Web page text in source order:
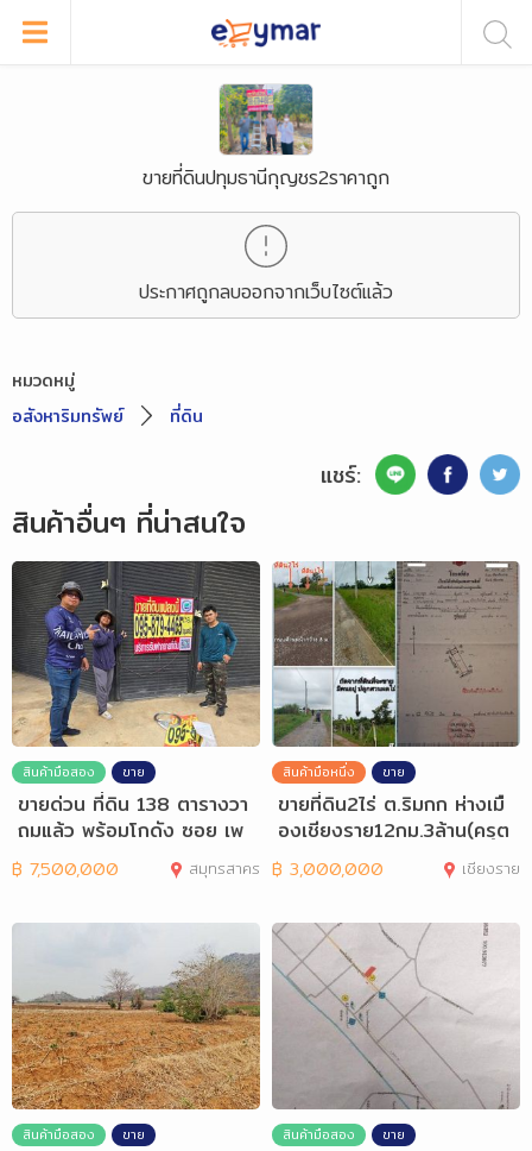
ขายที่ดินปทุมธานีกุญชร2ราคาถูก
ประกาศถูกลบออกจากเว็บไซต์แล้ว
หมวดหมู่
อสังหาริมทรัพย์
ที่ดิน
แชร์:
สินค้าอื่นๆ ที่น่าสนใจ
สินค้ามือสอง ขาย
ขายด่วน ที่ดิน 138 ตารางวา
ถมแล้ว พร้อมโกดัง ซอย เพ
ชรเกษม 12
฿ 7,500,000 สมุทรสาคร
สินค้ามือหนึ่ง ขาย
ขายที่ดิน2ไร่ ต.ริมกก ห่างเมื
องเชียงราย12กม.3ล้าน(ครุต
แดง)
฿ 3,000,000 เชียงราย
สินค้ามือสอง ขาย สินค้ามือสอง ขาย